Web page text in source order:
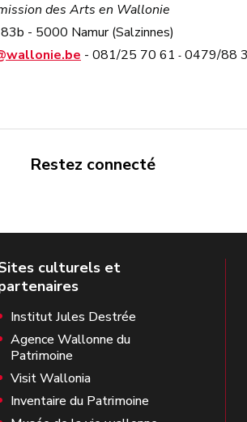
des Arts en Wallonie
- 5000 Namur (Salzinnes)
- 081/25 70 61 - 0479/88
Restez connecté
Institut Jules Destrée
Agence Wallonne du
Patrimoine
Visit Wallonia
Inventaire du Patrimoine